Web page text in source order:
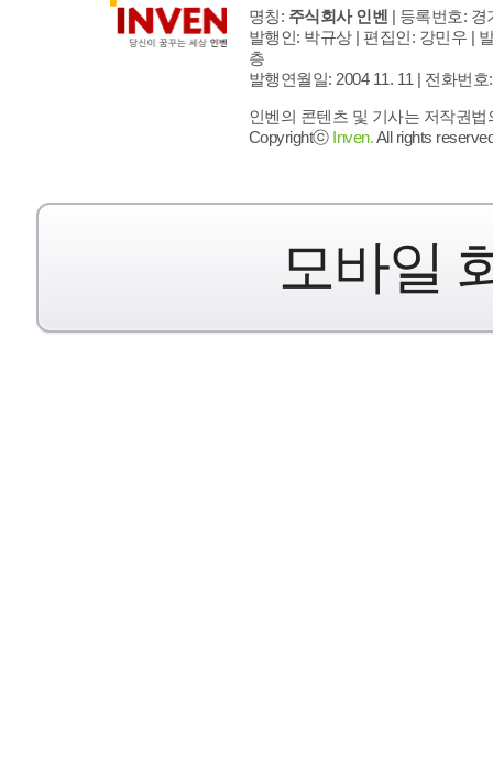
명칭: 주식회사 인벤 | 등록번호: 경
발행인: 박규상 | 편집인: 강민우 |
층
발행연월일: 2004 11. 11 | 전화번호
인벤의 콘텐츠 및 기사는 저작권
Copyrightⓒ Inven.All rights
모바일